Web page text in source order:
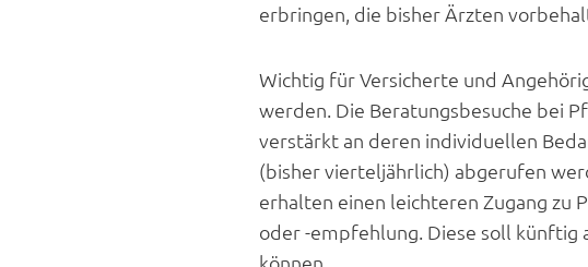
erbringen, die bisher Ärzten
Wichtig für Versicherte und
werden. Die Beratungsbesuche bei
verstärkt an deren individuellen
(bisher vierteljährlich) abgerufen
erhalten einen leichteren Zugang zu
oder -empfehlung. Diese soll künftig